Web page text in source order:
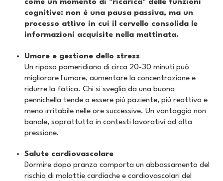
come un momento di "ricarica" delle funzioni
cognitive: non è una pausa passiva, ma un
processo attivo in cui il cervello consolida le
informazioni acquisite nella mattinata.
Umore e gestione dello stress
Un riposo pomeridiano di circa 20-30 minuti può
migliorare l'umore, aumentare la concentrazione e
ridurre la fatica. Chi si sveglia da una buona
pennichella tende a essere più paziente, più reattivo e
meno irritabile nelle ore successive. Un vantaggio non
banale, soprattutto in contesti lavorativi ad alta
pressione.
Salute cardiovascolare
Dormire dopo pranzo comporta un abbassamento del
rischio di malattie cardiache e cardiovascolari del